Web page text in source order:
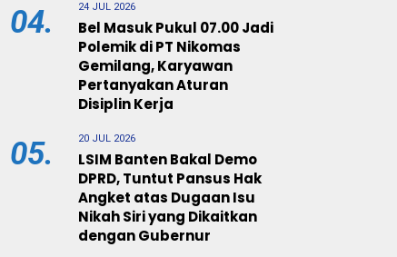
04. 24 JUL 2026
Bel Masuk Pukul 07.00 Jadi
Polemik di PT Nikomas
Gemilang, Karyawan
Pertanyakan Aturan
Disiplin Kerja
05. 20 JUL 2026
LSIM Banten Bakal Demo
DPRD, Tuntut Pansus Hak
Angket atas Dugaan Isu
Nikah Siri yang Dikaitkan
dengan Gubernur